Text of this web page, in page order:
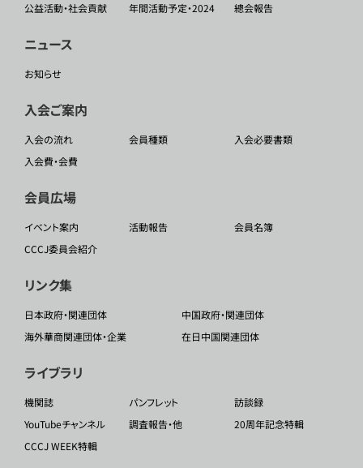
公益活動・社会貢献
年間活動予定・2024 總会報告
ニュース
お知らせ
入会ご案内
入会の流れ 会員種類
入会必要書類
入会費・会費
会員広場
イベント案内 活動報告
会員名簿
CCCJ委員会紹介
リンク集
日本政府・関連団体
中国政府・関連団体
海外華商関連団体・企業
在日中国関連団体
ライブラリ
機関誌 パンフレット
訪談録
YouTubeチャンネル
調査報告・他
20周年記念特輯
CCCJ WEEK特輯